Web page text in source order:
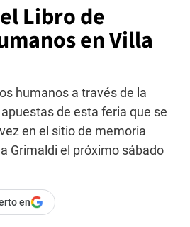
Libro de
en Villa
humanos a través de la
de esta feria que se
en el sitio de memoria
Grimaldi el próximo sábado
en